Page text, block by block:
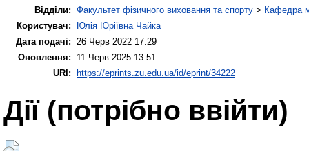
Відділи: Факультет фізичного виховання та спорту > Кафедра
Користувач:
Юлія Юріївна Чайка
Дата подачі:
26 Черв 2022 17:29
Оновлення:
11 Черв 2025 13:51
URI: https://eprints.zu.edu.ua/id/eprint/34222
Дії ​​(потрібно ввійти)